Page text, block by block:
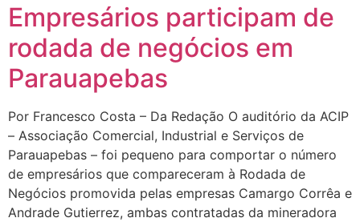
Empresários participam de
rodada de negócios em
Parauapebas
Por Francesco Costa – Da Redação O auditório da ACIP
– Associação Comercial, Industrial e Serviços de
Parauapebas – foi pequeno para comportar o número
de empresários que compareceram à Rodada de
Negócios promovida pelas empresas Camargo Corrêa e
Andrade Gutierrez, ambas contratadas da mineradora